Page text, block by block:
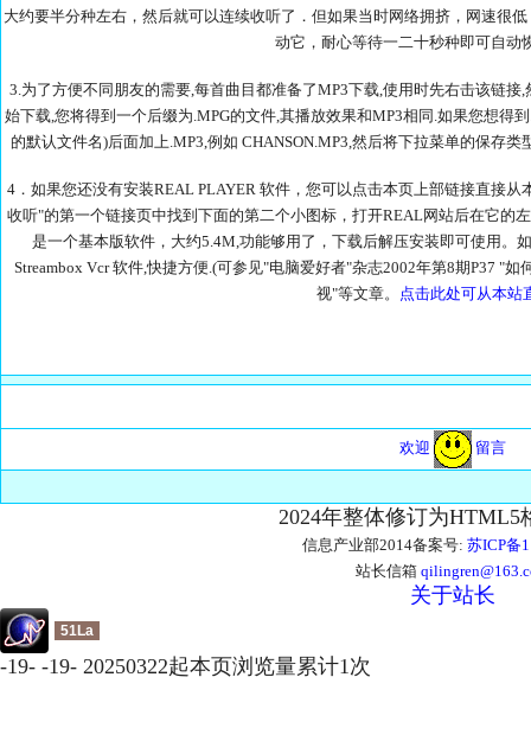
大约要半分种左右，然后就可以连续收听了．但如果当时网络拥挤，网速很
动它，耐心等待一二十秒种即可自动
3.为了方便不同朋友的需要,每首曲目都准备了MP3下载,使用时先右击该链
始下载,您将得到一个后缀为.MPG的文件,其播放效果和MP3相同.如果您想得
的默认文件名)后面加上.MP3,例如 CHANSON.MP3,然后将下拉菜单的保存
4．如果您还没有安装REAL PLAYER 软件，您可以点击本页上部链接直接从
收听"的第一个链接页中找到下面的第二个小图标，打开REAL网站后在它的
是一个基本版软件，大约5.4M,功能够用了，下载后解压安装即可使用。
Streambox Vcr 软件,快捷方便.(可参见"电脑爱好者"杂志2002年第8期P37 "
视"等文章。 点击此处可从本站
欢迎 留言
2024年整体修订为HTML5
信息产业部2014备案号: 苏ICP备
站长信箱
关于站长
51La
-19- -19- 20250322起本页浏览量累计1次